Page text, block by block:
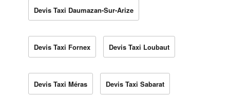
Devis Taxi Daumazan-Sur-Arize
Devis Taxi Fornex Devis Taxi Loubaut
Devis Taxi Méras Devis Taxi Sabarat